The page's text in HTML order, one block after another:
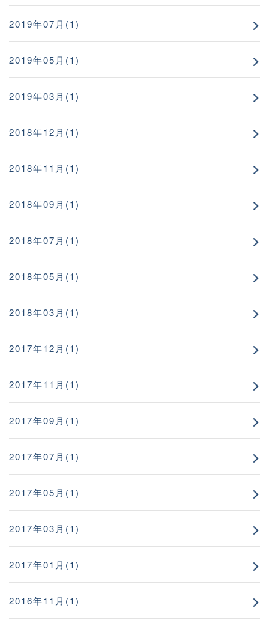
2019年07月(1)
2019年05月(1)
2019年03月(1)
2018年12月(1)
2018年11月(1)
2018年09月(1)
2018年07月(1)
2018年05月(1)
2018年03月(1)
2017年12月(1)
2017年11月(1)
2017年09月(1)
2017年07月(1)
2017年05月(1)
2017年03月(1)
2017年01月(1)
2016年11月(1)